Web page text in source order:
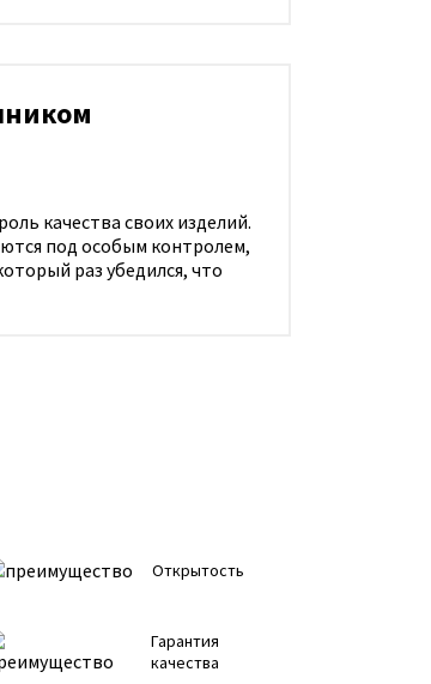
качества своих изделий.
под особым контролем,
раз убедился, что
Открытость
Гарантия
качества